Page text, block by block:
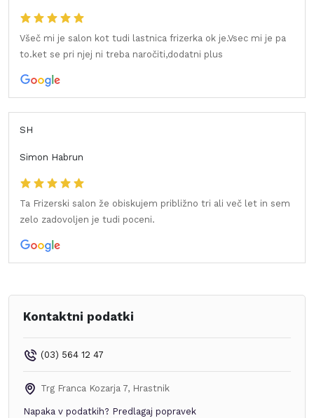
Všeč mi je salon kot tudi lastnica frizerka ok je.Vsec mi je pa
to.ket se pri njej ni treba naročiti,dodatni plus
SH
Simon Habrun
Ta Frizerski salon že obiskujem približno tri ali več let in sem
zelo zadovoljen je tudi poceni.
Kontaktni podatki
(03) 564 12 47
Trg Franca Kozarja 7, Hrastnik
Napaka v podatkih? Predlagaj popravek